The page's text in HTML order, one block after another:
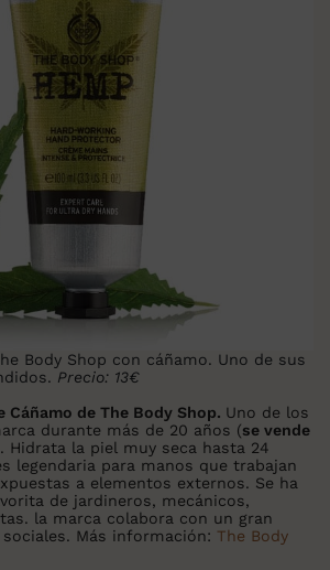
Body Shop con cáñamo. Uno de sus
Precio: 13€
Cáñamo de The Body Shop. Uno de los
durante más de 20 años (se vende
Hidrata la piel muy seca hasta 24
legendaria para manos que trabajan
a elementos externos. Se ha
de jardineros, mecánicos,
la marca colabora con un gran
Más información: The Body